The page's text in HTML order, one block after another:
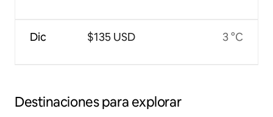
Dic $135 USD 3 °C
Destinaciones para explorar